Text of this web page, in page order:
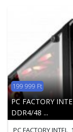
199 999 Ft
PC FACTORY
DDR4/48 ...
PC FACTORY